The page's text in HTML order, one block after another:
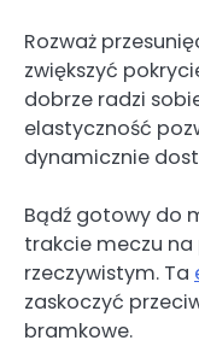
Rozważ
zwiększyć
dobrze radzi
elastyczność
dynamicznie
Bądź gotowy do
trakcie meczu
rzeczywistym. Ta
zaskoczyć
bramkowe.